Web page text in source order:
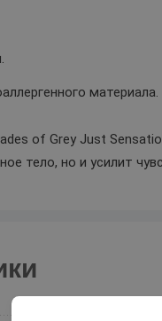
материала.
of Grey Just
тело, но и усилит